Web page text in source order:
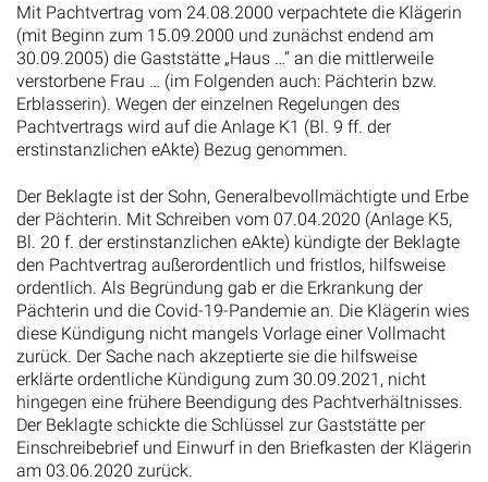
Mit Pachtvertrag vom 24.08.2000 verpachtete die Klägerin
(mit Beginn zum 15.09.2000 und zunächst endend am
30.09.2005) die Gaststätte „Haus …“ an die mittlerweile
verstorbene Frau … (im Folgenden auch: Pächterin bzw.
Erblasserin). Wegen der einzelnen Regelungen des
Pachtvertrags wird auf die Anlage K1 (Bl. 9 ff. der
erstinstanzlichen eAkte) Bezug genommen.
Der Beklagte ist der Sohn, Generalbevollmächtigte und Erbe
der Pächterin. Mit Schreiben vom 07.04.2020 (Anlage K5,
Bl. 20 f. der erstinstanzlichen eAkte) kündigte der Beklagte
den Pachtvertrag außerordentlich und fristlos, hilfsweise
ordentlich. Als Begründung gab er die Erkrankung der
Pächterin und die Covid-19-Pandemie an. Die Klägerin wies
diese Kündigung nicht mangels Vorlage einer Vollmacht
zurück. Der Sache nach akzeptierte sie die hilfsweise
erklärte ordentliche Kündigung zum 30.09.2021, nicht
hingegen eine frühere Beendigung des Pachtverhältnisses.
Der Beklagte schickte die Schlüssel zur Gaststätte per
Einschreibebrief und Einwurf in den Briefkasten der Klägerin
am 03.06.2020 zurück.